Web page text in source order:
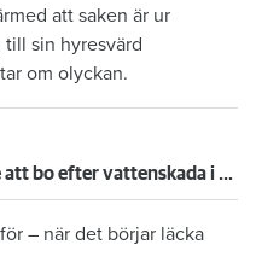
att saken är ur
sin hyresvärd
om olyckan.
600 kronor dyrare att bo efter vattenskada i Varberg
– när det börjar läcka